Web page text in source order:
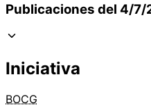
Publicaciones del 4/
Iniciativa
BOCG